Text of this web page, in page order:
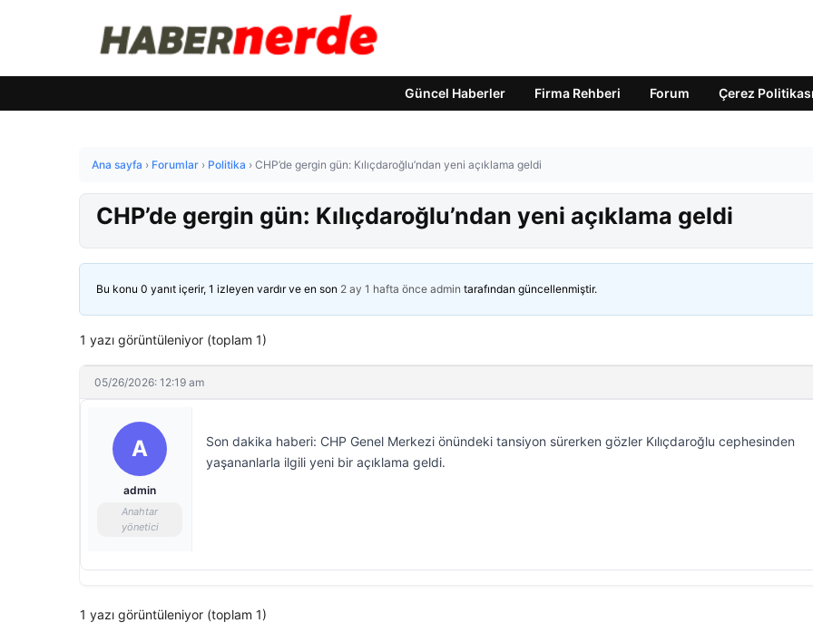
Güncel Haberler Firma Rehberi Forum Çerez Politikası
Ana sayfa › Forumlar › Politika › CHP’de gergin gün: Kılıçdaroğlu’ndan yeni açıklama geldi
CHP’de gergin gün: Kılıçdaroğlu’ndan yeni açıklama geldi
Bu konu 0 yanıt içerir, 1 izleyen vardır ve en son 2 ay 1 hafta önce admin tarafından güncellenmiştir.
1 yazı görüntüleniyor (toplam 1)
05/26/2026: 12:19 am
A
admin
Anahtar
yönetici
Son dakika haberi: CHP Genel Merkezi önündeki tansiyon sürerken gözler Kılıçdaroğlu cephesinden
yaşananlarla ilgili yeni bir açıklama geldi.
1 yazı görüntüleniyor (toplam 1)